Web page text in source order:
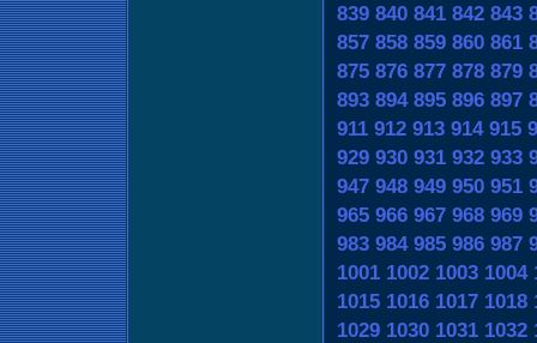
839 840 841 842 843
857 858 859 860 861
875 876 877 878 879
893 894 895 896 897
911 912 913 914 915
929 930 931 932 933
947 948 949 950 951
965 966 967 968 969
983 984 985 986 987
1001 1002 1003 1004
1015 1016 1017 1018
1029 1030 1031 1032